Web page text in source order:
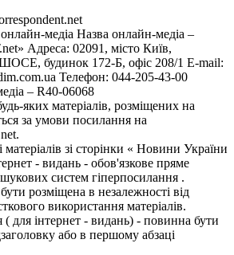
медіа Назва онлайн-медіа –
Адреса: 02091, місто Київ,
будинок 172-Б, офіс 208/1 E-mail:
Телефон: 044-205-43-00
– R40-06068
яких матеріалів, розміщених на
за умови посилання на
зі сторінки « Новини України
- видань - обов'язкове пряме
систем гіперпосилання .
розміщена в незалежності від
використання матеріалів.
( для інтернет - видань) - повинна бути
або в першому абзаці